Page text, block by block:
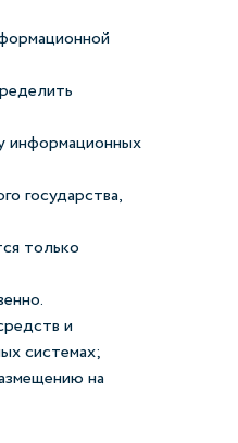
информационных
государства,
только
и
системах;
на